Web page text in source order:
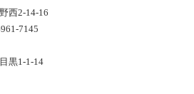
西2-14-16
7145
黒1-1-14